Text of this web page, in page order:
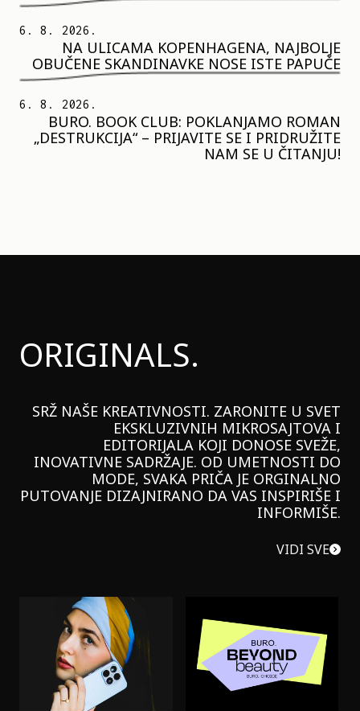
6. 8. 2026.
NA ULICAMA KOPENHAGENA, NAJBOLJE
OBUČENE SKANDINAVKE NOSE ISTE PAPUČE
6. 8. 2026.
BURO. BOOK CLUB: POKLANJAMO ROMAN
„DESTRUKCIJA“ – PRIJAVITE SE I PRIDRUŽITE
NAM SE U ČITANJU!
ORIGINALS.
SRŽ NAŠE KREATIVNOSTI. ZARONITE U SVET
EKSKLUZIVNIH MIKROSAJTOVA I
EDITORIJALA KOJI DONOSE SVEŽE,
INOVATIVNE SADRŽAJE. OD UMETNOSTI DO
MODE, SVAKA PRIČA JE ORGINALNO
PUTOVANJE DIZAJNIRANO DA VAS INSPIRIŠE I
INFORMIŠE.
VIDI SVE